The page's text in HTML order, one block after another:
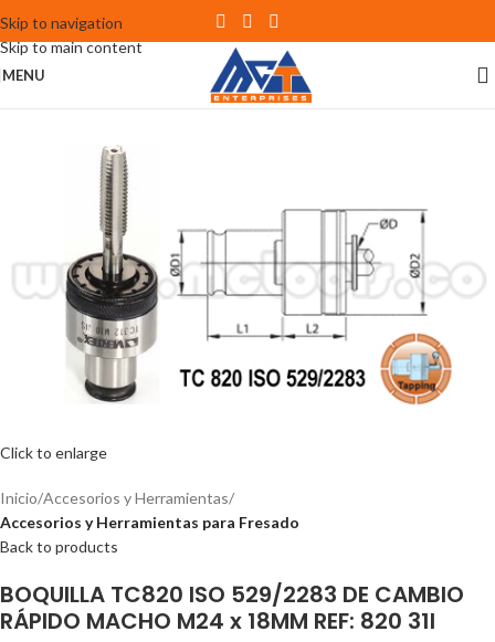
Skip to navigation
Skip to main content
MENU
Click to enlarge
Inicio Accesorios y Herramientas
Accesorios y Herramientas para Fresado
Back to products
BOQUILLA TC820 ISO 529/2283 DE CAMBIO
RÁPIDO MACHO M24 x 18MM REF: 820 31I